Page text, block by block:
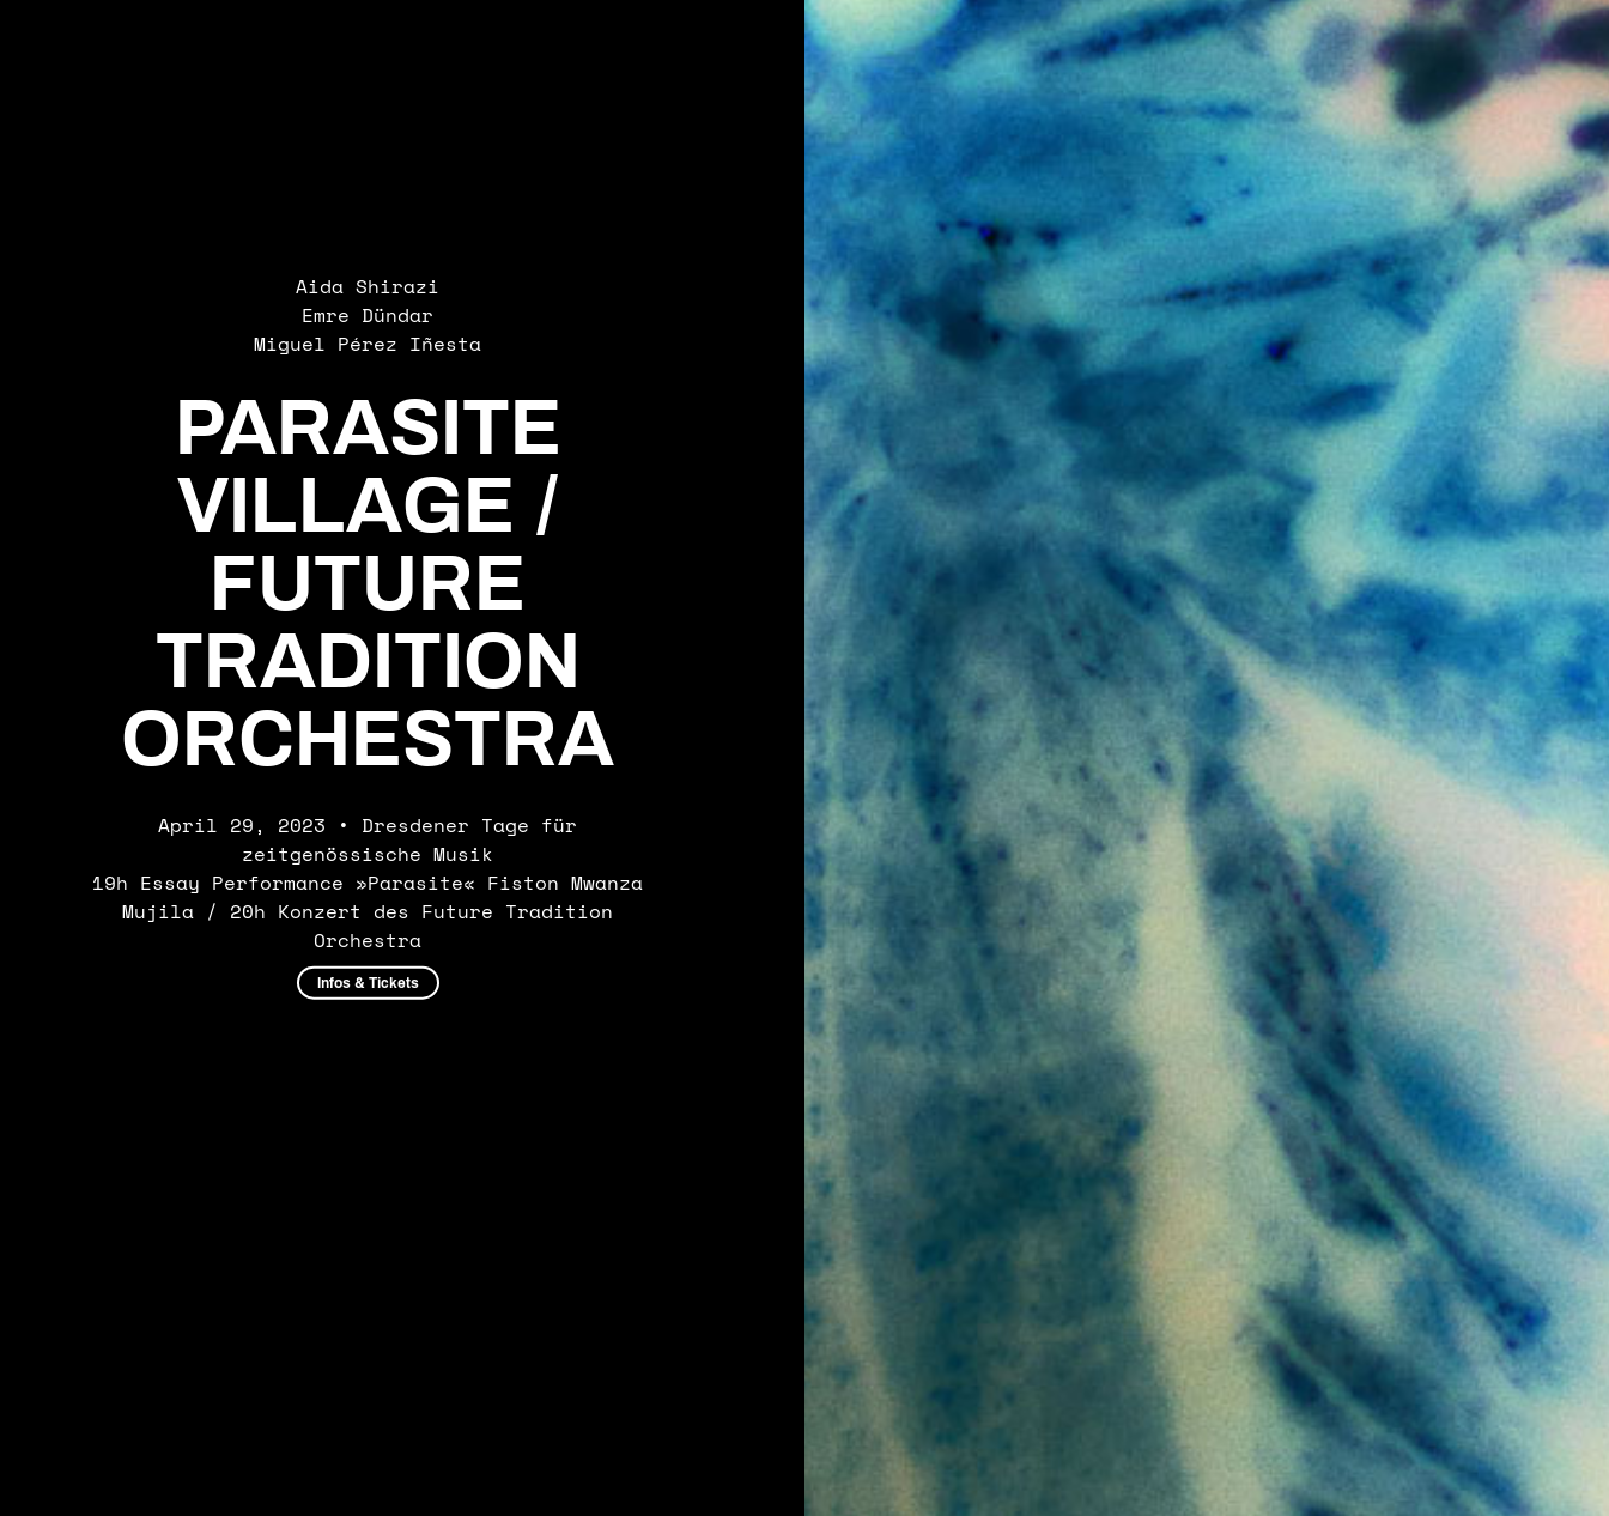
Aida Shirazi
Emre Dündar
Miguel Pérez Iñesta
PARASITE
VILLAGE /
FUTURE
TRADITION
ORCHESTRA
April 29, 2023 • Dresdener Tage für
zeitgenössische Musik
19h Essay Performance »Parasite« Fiston Mwanza
Mujila / 20h Konzert des Future Tradition
Orchestra
Infos & Tickets